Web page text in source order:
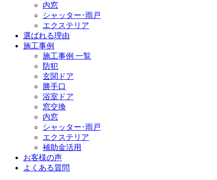
内窓
シャッター･雨戸
エクステリア
選ばれる理由
施工事例
施工事例 一覧
防犯
玄関ドア
勝手口
浴室ドア
窓交換
内窓
シャッター･雨戸
エクステリア
補助金活用
お客様の声
よくある質問